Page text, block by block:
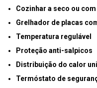
Cozinhar a seco ou
Grelhador de placas
Temperatura regulável
Proteção anti-salpicos
Distribuição do calor
Termóstato de